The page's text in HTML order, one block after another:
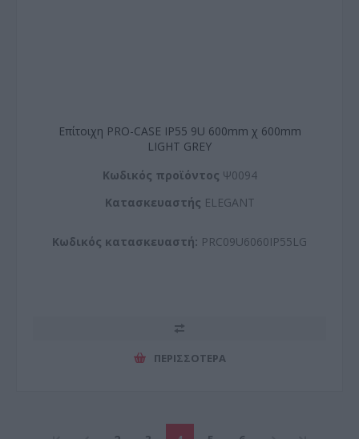
Επίτοιχη PRO-CASE IP55 9U 600mm χ 600mm
LIGHT GREY
Kωδικός προϊόντος Ψ0094
Kατασκευαστής ELEGANT
Κωδικός κατασκευαστή: PRC09U6060IP55LG
ΠΕΡΙΣΣΌΤΕΡΑ